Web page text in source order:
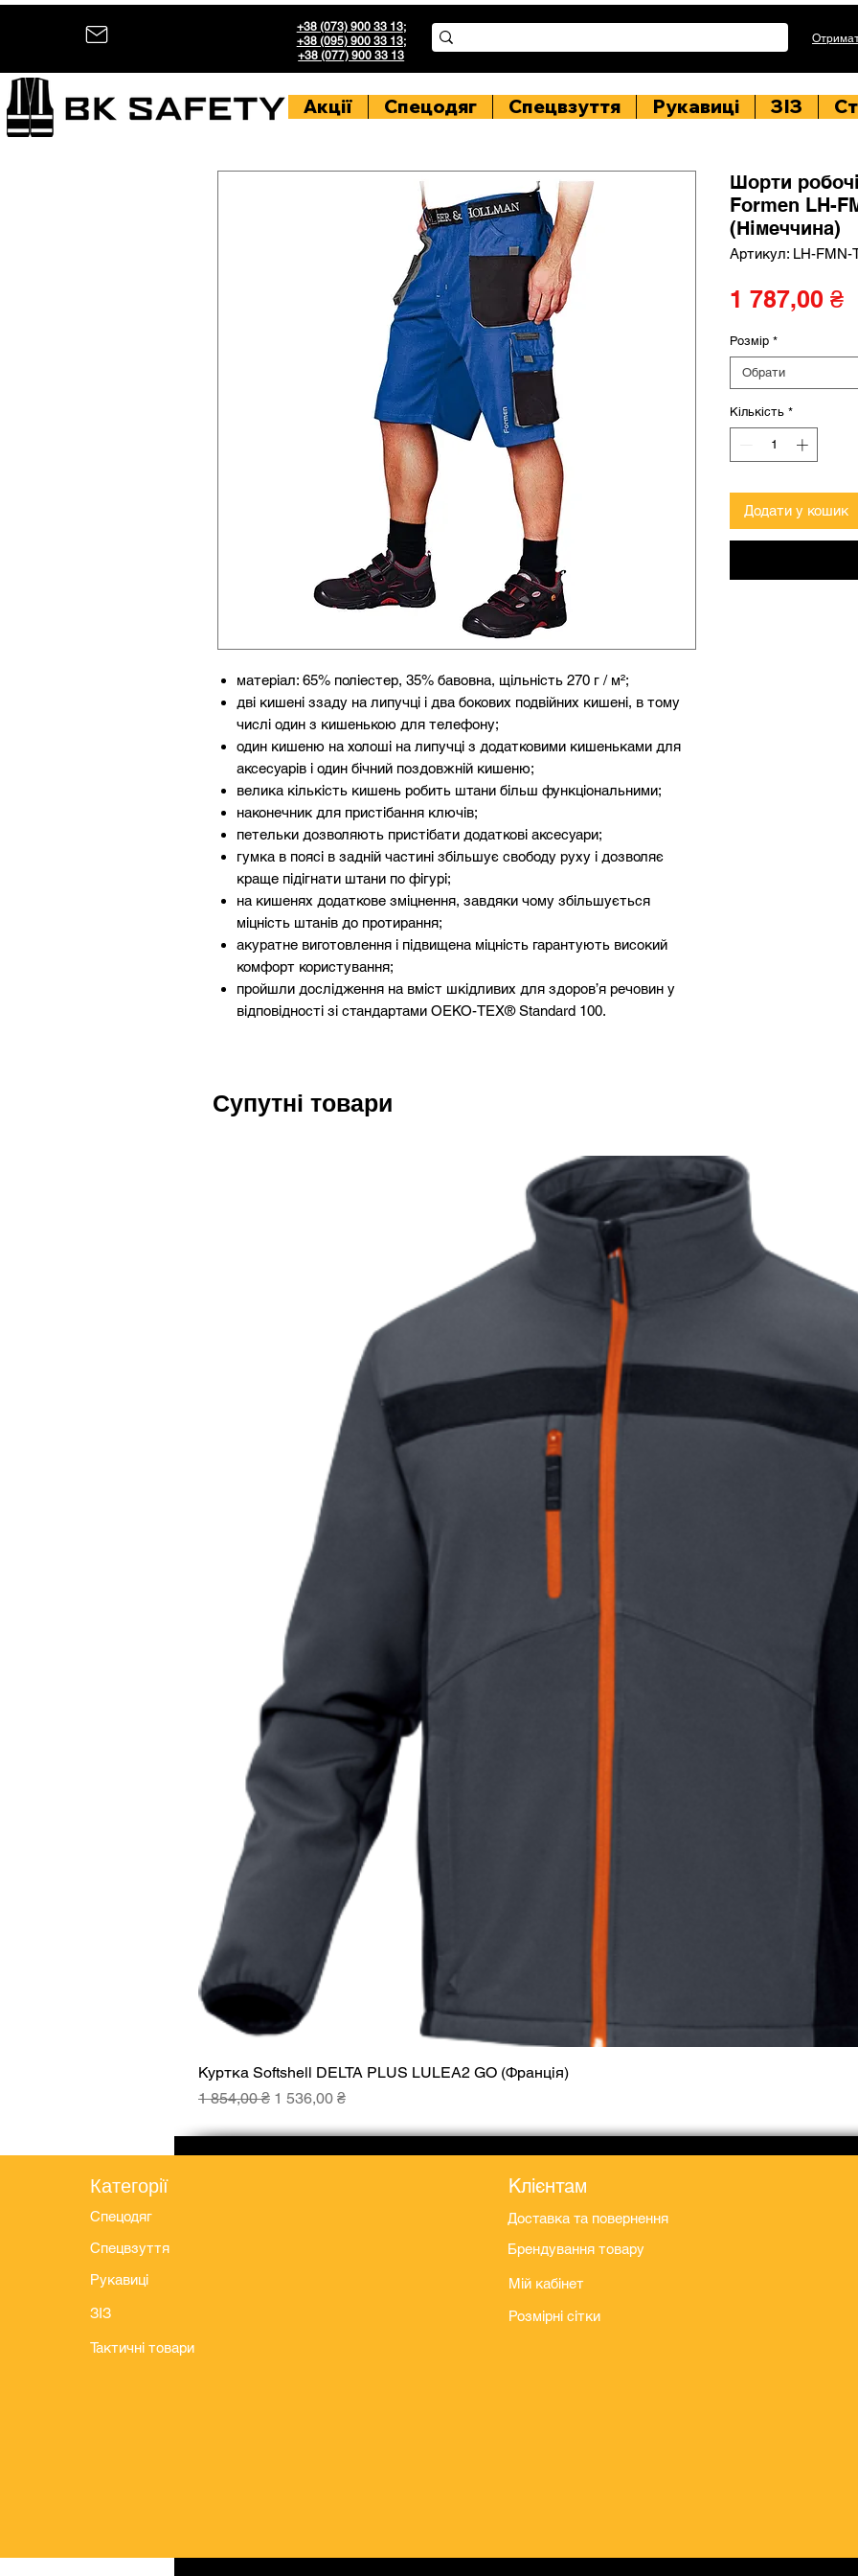
+38 (073) 900 33 13;
+38 (095) 900 33 13;
+38 (077) 900 33 13
Акції Спецодяг Спецвзуття Рукавиці ЗІЗ
матеріал: 65% поліестер, 35% бавовна, щільність 270 г / м²;
дві кишені ззаду на липучці і два бокових подвійних кишені, в тому
числі один з кишенькою для телефону;
один кишеню на холоші на липучці з додатковими кишеньками для
аксесуарів і один бічний поздовжній кишеню;
велика кількість кишень робить штани більш функціональними;
наконечник для пристібання ключів;
петельки дозволяють пристібати додаткові аксесуари;
гумка в поясі в задній частині збільшує свободу руху і дозволяє
краще підігнати штани по фігурі;
на кишенях додаткове зміцнення, завдяки чому збільшується
міцність штанів до протирання;
акуратне виготовлення і підвищена міцність гарантують високий
комфорт користування;
пройшли дослідження на вміст шкідливих для здоров’я речовин у
відповідності зі стандартами OEKO-TEX® Standard 100.
Шорти
Formen LH-
(Німеччина)
Артикул: LH-FMN-
1 787,00 ₴
Розмір *
Обрати
Кількість *
Додати у кошик
Супутні товари
Куртка Softshell DELTA PLUS LULEA2 GO (Франція)
Звичайна ціна
1 854,00 ₴ За розпродажем
1 536,00 ₴
Категорії
Спецодяг
Спецвзуття
Рукавиці
ЗІЗ
Тактичні товари
Клієнтам
Доставка та повернення
Брендування товару
Мій кабінет
Розмірні сітки